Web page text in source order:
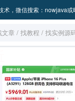
术，微信搜索：nowjava